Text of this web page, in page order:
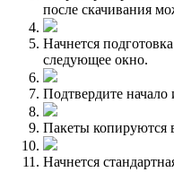
после скачивания
Начнется
следующее окно.
Подтвердите начало
Пакеты копируются
Начнется